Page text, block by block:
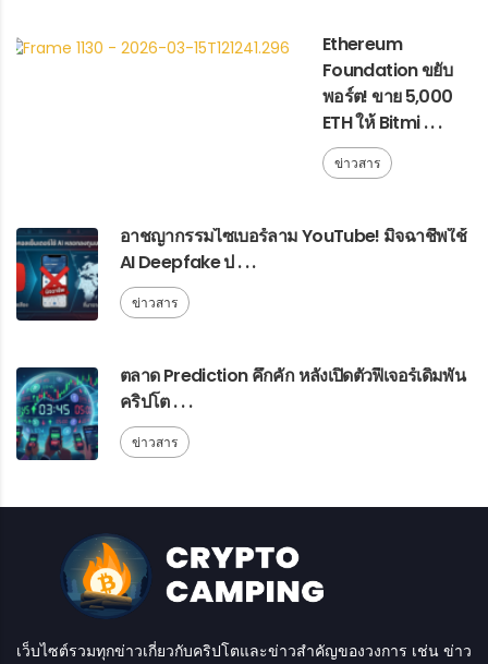
Ethereum
Foundation ขยับ
พอร์ต! ขาย 5,000
ETH ให้ Bitmi . . .
ข่าวสาร
อาชญากรรมไซเบอร์ลาม YouTube! มิจฉาชีพใช้
AI Deepfake ป . . .
ข่าวสาร
ตลาด Prediction คึกคัก หลังเปิดตัวฟีเจอร์เดิมพัน
คริปโต . . .
ข่าวสาร
เว็บไซต์รวมทุกข่าวเกี่ยวกับคริปโตและข่าวสำคัญของวงการ เช่น ข่าว